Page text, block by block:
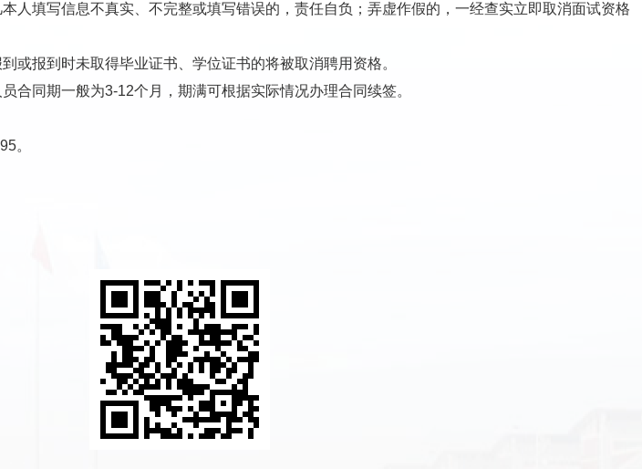
人填写信息不真实、不完整或填写错误的，责任自负；弄虚作假的，一经查实立即取消面试资格
或报到时未取得毕业证书、学位证书的将被取消聘用资格。
合同期一般为3-12个月，期满可根据实际情况办理合同续签。
。